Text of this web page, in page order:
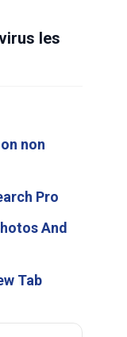
les
non
Pro
And
Tab